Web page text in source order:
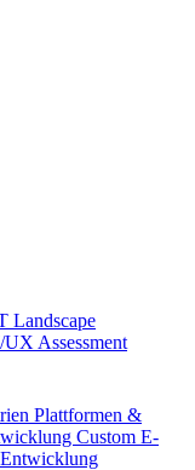
Landscape
Assessment
Plattformen &
Custom E-